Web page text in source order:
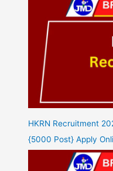
HKRN Recruitment
{5000 Post} Apply